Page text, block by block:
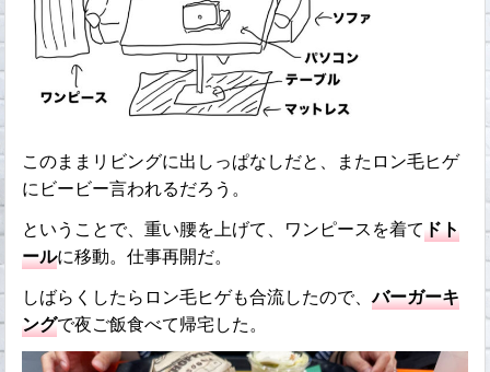
このままリビングに出しっぱなしだと、またロン毛ヒゲ
にビービー言われるだろう。
ということで、重い腰を上げて、ワンピースを着てドト
ールに移動。仕事再開だ。
しばらくしたらロン毛ヒゲも合流したので、バーガーキ
ングで夜ご飯食べて帰宅した。